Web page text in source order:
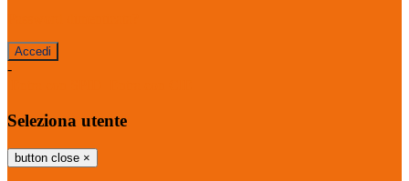
-
Seleziona utente
button close ×